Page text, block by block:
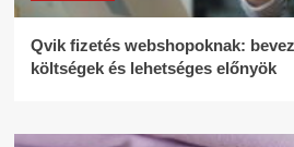
Qvik fizetés webshopoknak:
költségek és lehetséges előnyök